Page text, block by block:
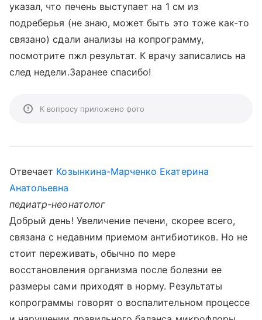
указал, что печень выступает на 1 см из
подреберья (не знаю, может быть это тоже как-то
связано) сдали анализы на копрограмму,
посмотрите пжл результат. К врачу записались на
след недели.Заранее спасибо!
К вопросу приложено фото
Отвечает Козынкина-Марченко Екатерина
Анатольевна
педиатр-неонатолог
Добрый день! Увеличение печени, скорее всего,
связана с недавним приемом антибиотиков. Но не
стоит переживать, обычно по мере
восстановления организма после болезни ее
размеры сами приходят в норму. Результаты
копрограммы говорят о воспалительном процессе